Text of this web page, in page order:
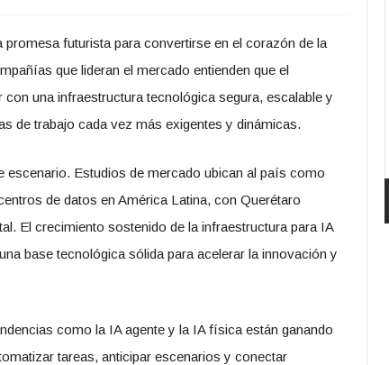
promesa futurista para convertirse en el corazón de la
que lideran el mercado entienden que el
una infraestructura tecnológica segura, escalable y
de trabajo cada vez más exigentes y dinámicas.
escenario. Estudios de mercado ubican al país como
de datos en América Latina, con Querétaro
El crecimiento sostenido de la infraestructura para IA
base tecnológica sólida para acelerar la innovación y
como la IA agente y la IA física están ganando
tareas, anticipar escenarios y conectar